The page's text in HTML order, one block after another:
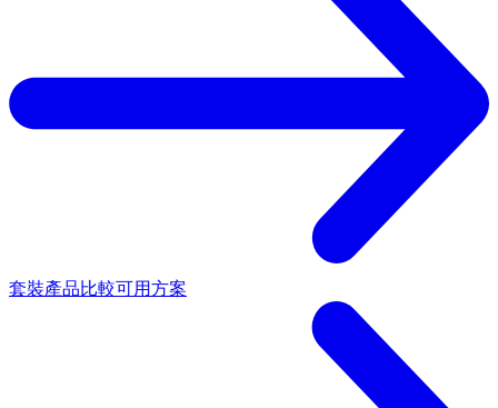
套裝產品比較可用方案